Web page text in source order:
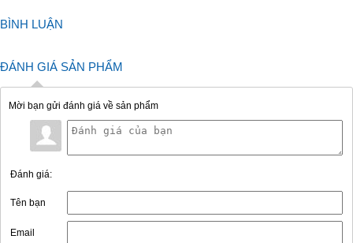
BÌNH LUẬN
ĐÁNH GIÁ SẢN PHẨM
Mời bạn gửi đánh giá về sản phẩm
Đánh giá:
Tên bạn
Email